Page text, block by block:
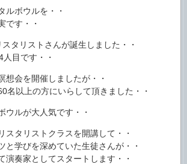
ルボウルを・・
です・・
タリストさんが誕生しました・・
目です・・
想会を開催しましたが・・
名以上の方にいらして頂きました・・
ウルが大人気です・・
スタリストクラスを開講して・・
と学びを深めていた生徒さんが・・
演奏家としてスタートします・・